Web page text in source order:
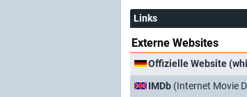
Links
Externe Websites
Offizielle Website
IMDb (Internet Movie